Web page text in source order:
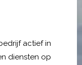
actief in
diensten op